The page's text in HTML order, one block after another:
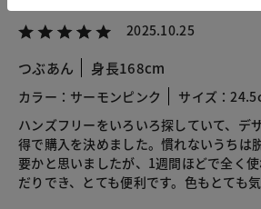
2025.10.25
つぶあん 身長168cm
カラー：サーモンピンク
サイズ：
ハンズフリーをいろいろ探していて、デ
得で購入を決めました。慣れないうちは
要かと思いましたが、1週間ほどで全く
だりでき、とても便利です。色もとても気